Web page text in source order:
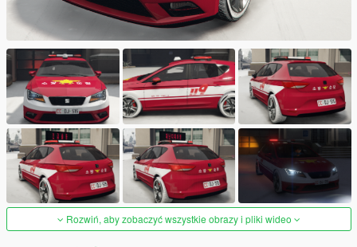
Rozwiń, aby zobaczyć wszystkie obrazy i pliki wideo